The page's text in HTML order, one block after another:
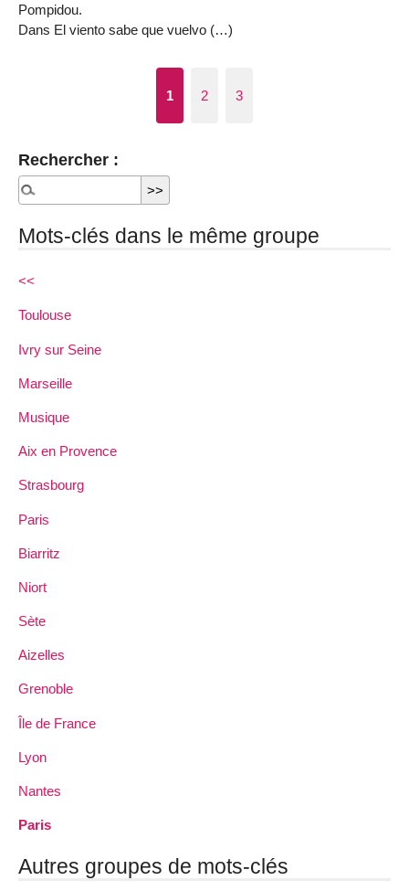
Pompidou.
Dans El viento sabe que vuelvo (…)
1 2 3
Rechercher :
Mots-clés dans le même groupe
<<
Toulouse
Ivry sur Seine
Marseille
Musique
Aix en Provence
Strasbourg
Paris
Biarritz
Niort
Sète
Aizelles
Grenoble
Île de France
Lyon
Nantes
Paris
Autres groupes de mots-clés